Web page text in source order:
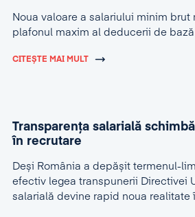
Noua valoare a salariului minim brut
plafonul maxim al deducerii de
CITEȘTE MAI MULT
Transparența salarială
în recrutare
Deși România a depășit termenul-
efectiv legea transpunerii Directivei
salarială devine rapid noua realitate